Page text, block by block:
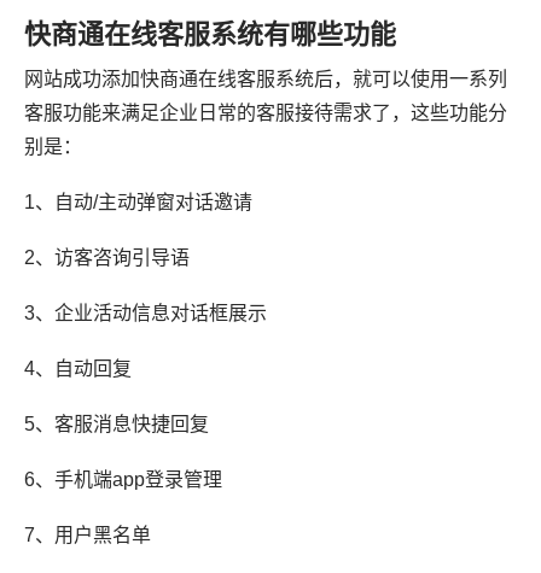
快商通在线客服系统有哪些功能
网站成功添加快商通在线客服系统后，就可以使用一系列
客服功能来满足企业日常的客服接待需求了，这些功能分
别是：
1、自动/主动弹窗对话邀请
2、访客咨询引导语
3、企业活动信息对话框展示
4、自动回复
5、客服消息快捷回复
6、手机端app登录管理
7、用户黑名单